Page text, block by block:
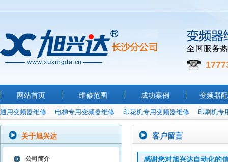
网站首页 维修范围 成功案例 变频器
通用变频器维修 电梯专用变频器维修 印花机专用变频器维修 印刷机专
关于旭兴达
公司简介
客户留言
感谢您对旭兴达自动化的